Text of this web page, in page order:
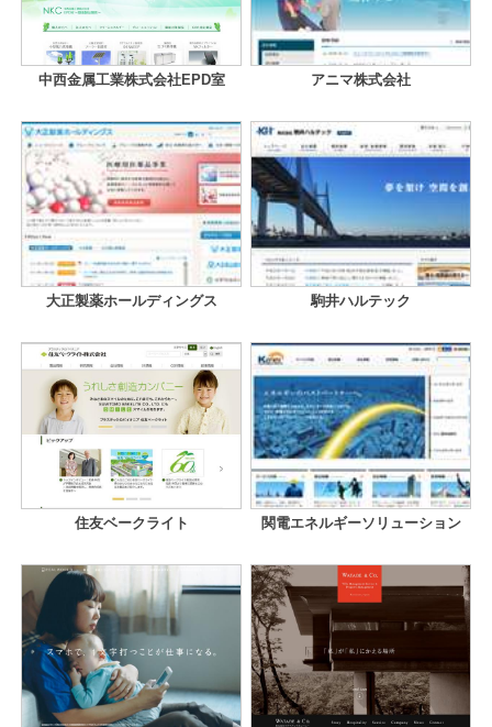
中西金属工業株式会社EPD室 アニマ株式会社
大正製薬ホールディングス 駒井ハルテック
住友ベークライト 関電エネルギーソリューション